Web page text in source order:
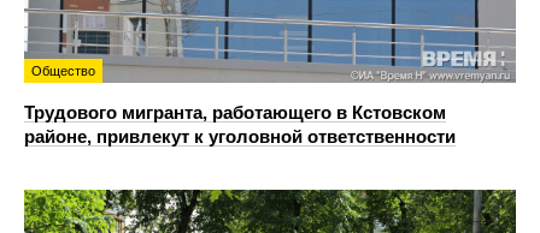
Общество
Трудового мигранта, работающего в Кстовском
районе, привлекут к уголовной ответственности